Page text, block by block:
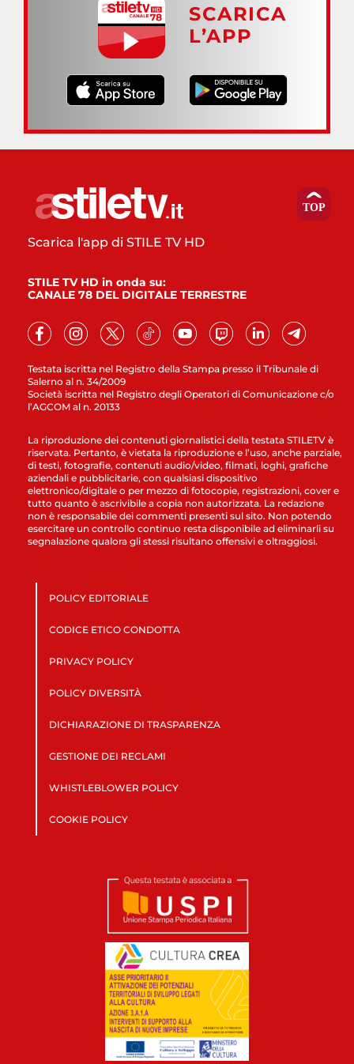
SCARICA
L’APP
Testata iscritta nel Registro della Stampa presso il Tribunale di
Salerno al n. 34/2009
Società iscritta nel Registro degli Operatori di Comunicazione c/o
l’AGCOM al n. 20133
Scarica l'app di STILE TV HD
STILE TV HD in onda su:
CANALE 78 DEL DIGITALE TERRESTRE
La riproduzione dei contenuti giornalistici della testata STILETV è
riservata. Pertanto, è vietata la riproduzione e l’uso, anche parziale,
di testi, fotografie, contenuti audio/video, filmati, loghi, grafiche
aziendali e pubblicitarie, con qualsiasi dispositivo
elettronico/digitale o per mezzo di fotocopie, registrazioni, cover e
tutto quanto è ascrivibile a copia non autorizzata. La redazione
non è responsabile dei commenti presenti sul sito. Non potendo
esercitare un controllo continuo resta disponibile ad eliminarli su
segnalazione qualora gli stessi risultano offensivi e oltraggiosi.
POLICY EDITORIALE
CODICE ETICO CONDOTTA
PRIVACY POLICY
POLICY DIVERSITÀ
DICHIARAZIONE DI TRASPARENZA
GESTIONE DEI RECLAMI
WHISTLEBLOWER POLICY
COOKIE POLICY